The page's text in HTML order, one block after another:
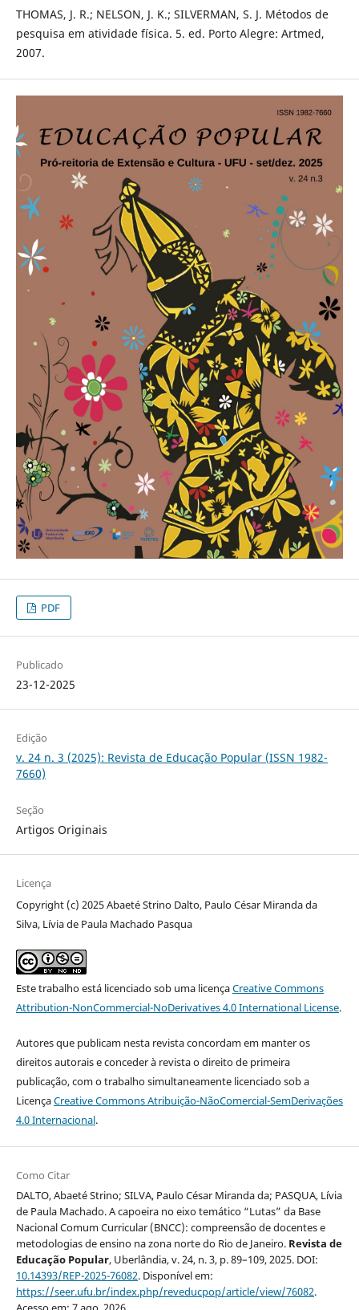
THOMAS, J. R.; NELSON, J. K.; SILVERMAN, S. J. Métodos de
pesquisa em atividade física. 5. ed. Porto Alegre: Artmed,
2007.
PDF
Publicado
23-12-2025
Edição
v. 24 n. 3 (2025): Revista de Educação Popular (ISSN 1982-
7660)
Seção
Artigos Originais
Licença
Copyright (c) 2025 Abaeté Strino Dalto, Paulo César Miranda da
Silva, Lívia de Paula Machado Pasqua
Este trabalho está licenciado sob uma licençaCreative Commons
Attribution-NonCommercial-NoDerivatives 4.0 International License.
Autores que publicam nesta revista concordam em manter os
direitos autorais e conceder à revista o direito de primeira
publicação, com o trabalho simultaneamente licenciado sob a
LicençaCreative Commons Atribuição-NãoComercial-SemDerivações
4.0 Internacional.
Como Citar
DALTO, Abaeté Strino; SILVA, Paulo César Miranda da; PASQUA, Lívia
de Paula Machado. A capoeira no eixo temático “Lutas” da Base
Nacional Comum Curricular (BNCC): compreensão de docentes e
metodologias de ensino na zona norte do Rio de Janeiro. Revista de
Educação Popular, Uberlândia, v. 24, n. 3, p. 89–109, 2025. DOI:
10.14393/REP-2025-76082. Disponível em:
https://seer.ufu.br/index.php/reveducpop/article/view/76082.